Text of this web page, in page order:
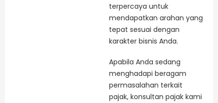
terpercaya untuk
mendapatkan arahan yang
tepat sesuai dengan
karakter bisnis Anda.
Apabila Anda sedang
menghadapi beragam
permasalahan terkait
pajak, konsultan pajak kami